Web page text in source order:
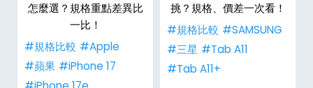
怎麼選？規格重點差異比
一比！
#規格比較 #Apple
#蘋果 #iPhone 17
挑？規格、價差一次看！
#規格比較 #SAMSUNG
#三星 #Tab A11
#Tab A11+